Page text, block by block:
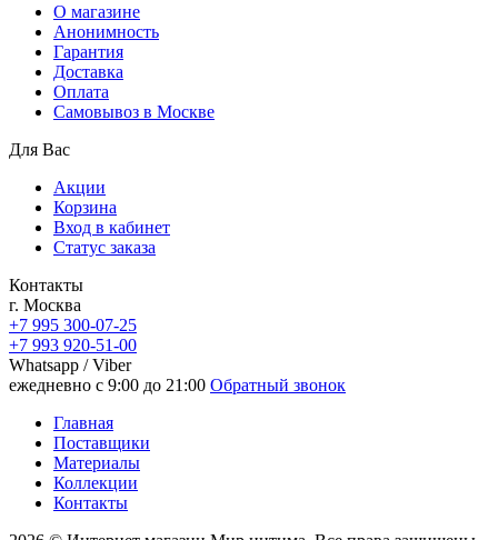
О магазине
Анонимность
Гарантия
Доставка
Oплата
Самовывоз в Москве
Для Вас
Акции
Корзина
Вход в кабинет
Статус заказа
Контакты
г. Москва
+7 995 300-07-25
+7 993 920-51-00
Whatsapp / Viber
ежедневно с 9:00 до 21:00 Обратный звонок
Главная
Поставщики
Материалы
Коллекции
Контакты